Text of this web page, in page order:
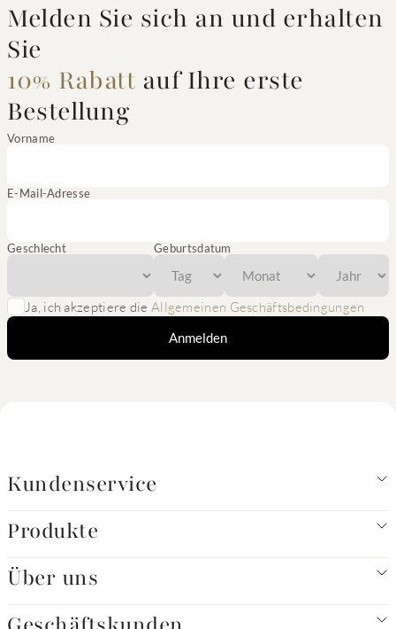
Melden Sie sich an und erhalten
Sie
10% Rabatt auf Ihre erste
Bestellung
Vorname
E-Mail-Adresse
Geschlecht Geburtsdatum
Ja, ich akzeptiere die Allgemeinen Geschäftsbedingungen
Anmelden
Kundenservice
Produkte
Über uns